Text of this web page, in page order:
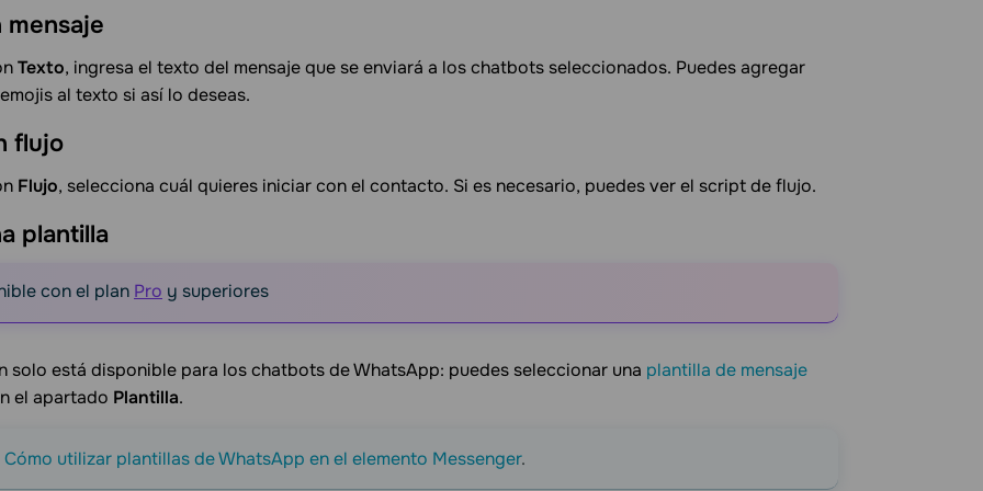
mensaje
Texto, ingresa el texto del mensaje que se enviará a los chatbots seleccionados. Puedes agregar
al texto si así lo deseas.
flujo
Flujo, selecciona cuál quieres iniciar con el contacto. Si es necesario, puedes ver el script de flujo.
plantilla
con el plan Pro y superiores
solo está disponible para los chatbots de WhatsApp: puedes seleccionar una plantilla de mensaje
el apartado Plantilla.
Cómo utilizar plantillas de WhatsApp en el elemento Messenger.